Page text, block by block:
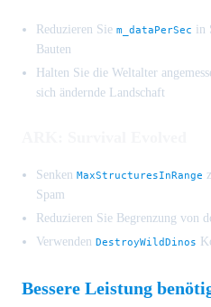
Reduzieren Sie m_dataPerSec in
Bauten
Halten Sie die Weltalter
sich ändernde Landschaft
Senken MaxStructuresInRange
Spam
Reduzieren Sie Begrenzung von
Verwenden DestroyWildDinos
Bessere Leistung